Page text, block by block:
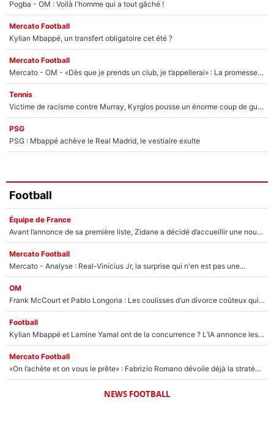
Pogba - OM : Voilà l'homme qui a tout gâché !
Mercato Football
Kylian Mbappé, un transfert obligatoire cet été ?
Mercato Football
Mercato - OM - «Dès que je prends un club, je t’appellerai» : La promesse de Marcelino au moment de claquer la porte
Tennis
Victime de racisme contre Murray, Kyrgios pousse un énorme coup de gueule !
PSG
PSG : Mbappé achève le Real Madrid, le vestiaire exulte
Football
Équipe de France
Avant l’annonce de sa première liste, Zidane a décidé d’accueillir une nouvelle tête en équipe de France
Mercato Football
Mercato - Analyse : Real-Vinicius Jr, la surprise qui n'en est pas une...
OM
Frank McCourt et Pablo Longoria : Les coulisses d’un divorce coûteux qui ruine l’OM à petit feu…
Football
Kylian Mbappé et Lamine Yamal ont de la concurrence ? L’IA annonce les 5 joueurs qui vont dominer le football dans les années à venir !
Mercato Football
«On l’achète et on vous le prête» : Fabrizio Romano dévoile déjà la stratégie du PSG avec le transfert de Zion Suzuki !
NEWS FOOTBALL